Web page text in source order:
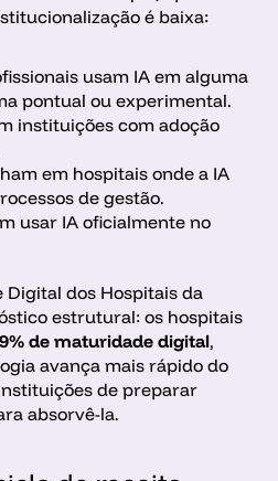
é baixa:
usam IA em alguma
pontual ou experimental.
instituições com adoção
em hospitais onde a IA
de gestão.
usar IA oficialmente no
dos Hospitais da
estrutural: os hospitais
de maturidade digital,
avança mais rápido do
de preparar
absorvê-la.